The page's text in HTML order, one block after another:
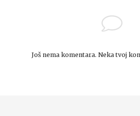
Još nema komentara. Neka tvoj